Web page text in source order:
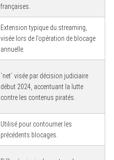
françaises.
Extension typique du streaming,
visée lors de l’opération de blocage
annuelle.
`net` visée par décision judiciaire
début 2024, accentuant la lutte
contre les contenus piratés.
Utilisé pour contourner les
précédents blocages.